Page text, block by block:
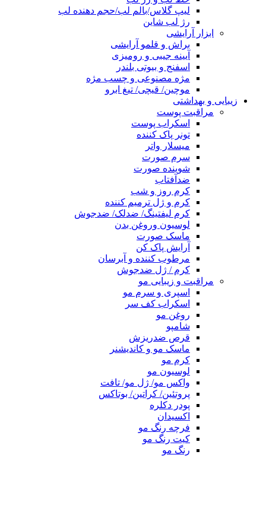
لیپ گلاس/بالم لب/حجم دهنده لب
رژ لب شاین
ابزار آرایشی
براش و قلمو آرایشی
آیینه جیبی و رومیزی
اسفنج و بیوتی بلندر
مژه مصنوعی و چسب مژه
موچین/ قیچی/ تیغ ابرو
زیبایی و بهداشتی
مراقبت پوست
اسکراب پوست
تونر پاک کننده
میسلار واتر
سرم صورت
شوینده صورت
ضدآفتاب
کرم روز و شب
کرم و ژل ترمیم کننده
کرم لیفتینگ/ ضدلک/ ضدجوش
لوسیون وروغن بدن
ماسک صورت
آرایش پاک کن
مرطوب کننده و آبرسان
کرم / ژل ضدجوش
مراقبت و زیبایی مو
اسپری و سرم مو
اسکراب کف سر
روغن مو
شامپو
قرص ضدریزش
ماسک مو و کاندیشنر
کرم مو
لوسیون مو
واکس مو/ ژل مو/ تافت
پروتئین/ کراتین/ بوتاکس
پودر دکلره
اکسیدان
فرچه رنگ مو
کیت رنگ مو
رنگ مو